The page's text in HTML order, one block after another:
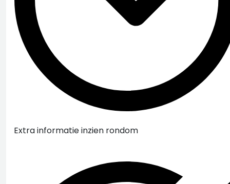
Extra informatie inzien rondom